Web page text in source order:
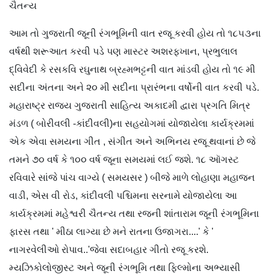
ચૈતન્ય
આમ તો ગુજરાતી જૂની રંગભૂમિની વાત રજૂ કરવી હોય તો ૧૮૫૩ના
વર્ષથી શરૂઆત કરવી પડે પણ માસ્ટર અશરફખાન, પ્રભુલાલ
દ્વિવેદી કે રસકવિ રઘુનાથ બ્રહ્મભટ્ટની વાત માંડવી હોય તો ૧૯ મી
સદીના અંતના અને ૨૦ મી સદીના પ્રારંભના વર્ષોની વાત કરવી પડે.
મહારાષ્ટ્ર રાજ્ય ગુજરાતી સાહિત્ય અકાદમી દ્વારા પ્રગતિ મિત્ર
મંડળ ( બોરીવલી -કાંદીવલી)ના સહયોગમાં યોજાયેલા કાર્યક્રમમાં
એક એવા સમયના ગીત , સંગીત અને અભિનય રજૂ થવાનાં છે જે
તમને ૭૦ વર્ષ કે ૧૦૦ વર્ષ જૂના સમયમાં લઈ જશે. ૧૮ ઑગસ્ટ
રવિવારે સાંજે પાંચ વાગ્યે ( સમયસર ) બીજે માળે લોહાણા મહાજન
વાડી, એસ વી રોડ, કાંદીવલી પશ્ચિમના સરનામે યોજાયેલા આ
કાર્યક્રમમાં મહેશ્વરી ચૈતન્ય તથા રજની શાંતારામ જૂની રંગભૂમિના
ફારસ તથા ' મીઠા લાગ્યા છે મને રાતના ઉજાગરા....' કે '
નાગરવેલીઓ રોપાવ..'જેવા સદાબહાર ગીતો રજૂ કરશે.
મ્યઝિકોલોજીસ્ટ અને જૂની રંગભૂમિ તથા ફિલ્મોના અભ્યાસી